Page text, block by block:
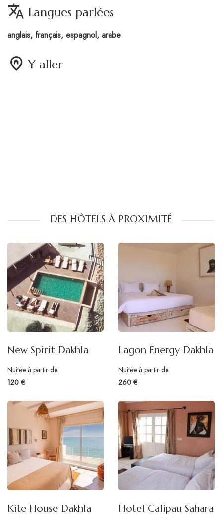
translate Langues parlées
anglais, français, espagnol, arabe
home_pin Y aller
DES HÔTELS À PROXIMITÉ
New Spirit Dakhla
Nuitée à partir de
120 €
Lagon Energy Dakhla
Nuitée à partir de
260 €
Kite House Dakhla Hotel Calipau Sahara